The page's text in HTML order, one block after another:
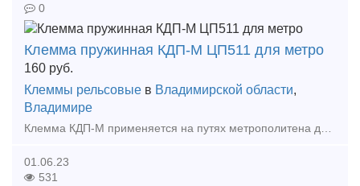
0
Клемма пружинная КДП-М ЦП511 для метро
160 руб.
Клеммы рельсовые в Владимирской области,
Владимире
Клемма КДП-М применяется на путях метрополитена для промежуточных скреплений и скреплений на стрелочных переводах. Изготавливается по ЦП 511 ТУ. Клемма КДП-М Масса, кг: 0,653
01.06.23
531